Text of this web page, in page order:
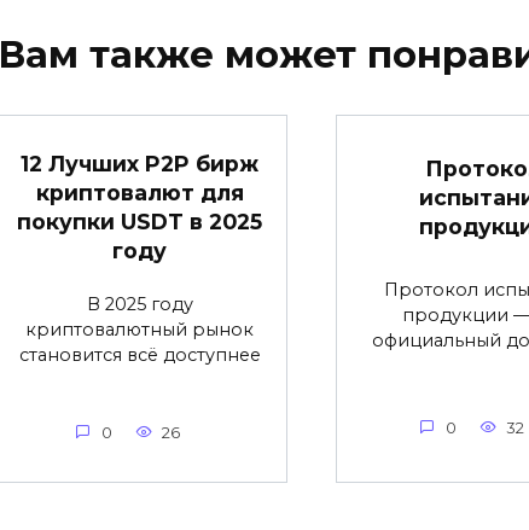
Вам также может
12 Лучших P2P бирж
криптовалют для
покупки USDT в 2025
году
В 2025 году
криптовалютный рынок
становится всё доступнее
0 26
Протокол
продукции —
официальный
0 32